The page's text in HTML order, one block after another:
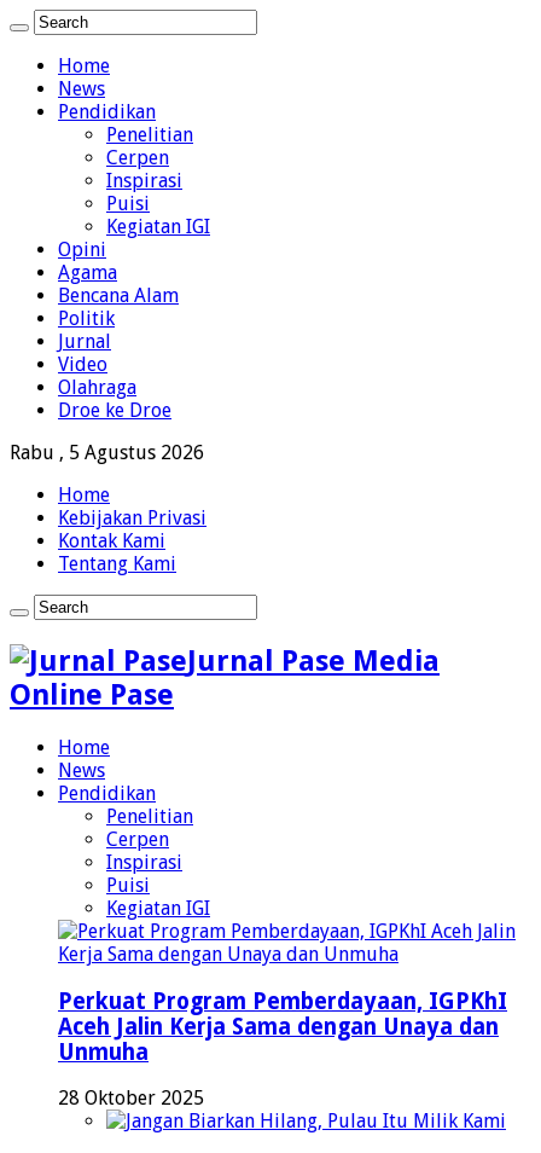
Home
News
Pendidikan
Penelitian
Cerpen
Inspirasi
Puisi
Kegiatan IGI
Opini
Agama
Bencana Alam
Politik
Jurnal
Video
Olahraga
Droe ke Droe
Rabu , 5 Agustus 2026
Home
Kebijakan Privasi
Kontak Kami
Tentang Kami
Jurnal Pase Media
Online Pase
Home
News
Pendidikan
Penelitian
Cerpen
Inspirasi
Puisi
Kegiatan IGI
Perkuat Program Pemberdayaan, IGPKhI
Aceh Jalin Kerja Sama dengan Unaya dan
Unmuha
28 Oktober 2025